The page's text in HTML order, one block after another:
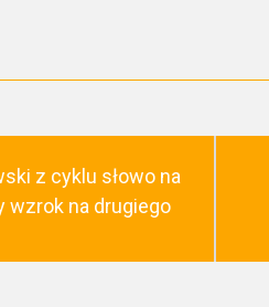
z cyklu słowo na
wzrok na drugiego